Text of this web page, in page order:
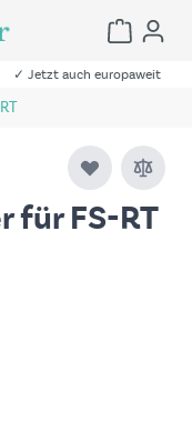
✓ Jetzt auch europaweit
für FS-RT